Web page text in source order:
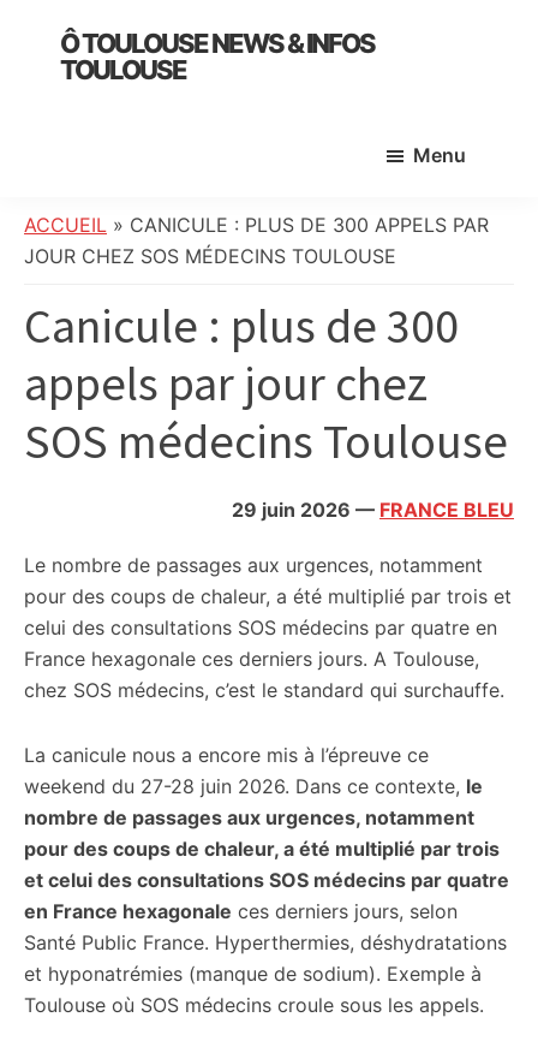
primary
Ô TOULOUSE NEWS & INFOS
TOULOUSE
:
info
société,
culture,
politique,
météo,
faits
citoyennes
Menu
ACCUEIL » CANICULE : PLUS DE 300 APPELS PAR
JOUR CHEZ SOS MÉDECINS TOULOUSE
Canicule : plus de 300
appels par jour chez
SOS médecins Toulouse
29 juin 2026 — FRANCE BLEU
Le nombre de passages aux urgences, notamment
pour des coups de chaleur, a été multiplié par trois et
celui des consultations SOS médecins par quatre en
France hexagonale ces derniers jours. A Toulouse,
chez SOS médecins, c’est le standard qui surchauffe.
La canicule nous a encore mis à l’épreuve ce
weekend du 27-28 juin 2026. Dans ce contexte, le
nombre de passages aux urgences, notamment
pour des coups de chaleur, a été multiplié par trois
et celui des consultations SOS médecins par quatre
en France hexagonale ces derniers jours, selon
Santé Public France. Hyperthermies, déshydratations
et hyponatrémies (manque de sodium). Exemple à
Toulouse où SOS médecins croule sous les appels.